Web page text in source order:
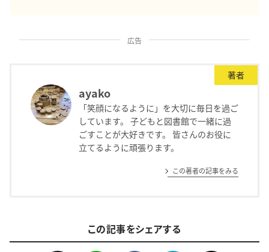
広告
著者
ayako
「笑顔になるように」を大切に毎日を過ご
しています。 子どもと図書館で一緒に過
ごすことが大好きです。 皆さんのお役に
立てるように頑張ります。
この著者の記事をみる
この記事をシェアする